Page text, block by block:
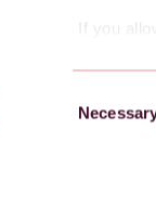
If you
o